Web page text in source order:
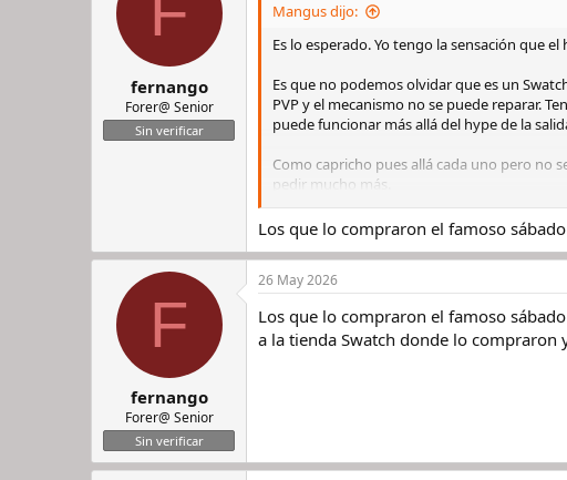
fernango
Forer@ Senior
Sin verificar
Mangus dijo:
Es lo esperado. Yo tengo la sensación que
Es que no podemos olvidar que es un
PVP y el mecanismo no se puede reparar.
puede funcionar más allá del hype de la
Como capricho pues allá cada uno pero no
pedir mucho más.
Por cierto, las pulseras que se ven por ahí
Los que lo compraron el famoso
F
fernango
Forer@ Senior
Sin verificar
26 May 2026
Los que lo compraron el famoso
a la tienda Swatch donde lo compraron